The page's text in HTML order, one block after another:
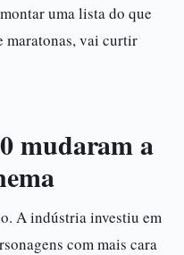
uma lista do que
maratonas, vai curtir
mudaram a
A indústria investiu em
com mais cara